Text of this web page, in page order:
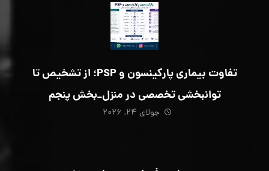
تفاوت بیماری پارکینسون و PSP؛ از تشخیص تا
توانبخشی تخصصی در منزل_بخش پنجم
جولای ۲۴, ۲۰۲۶